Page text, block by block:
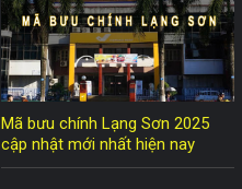
Mã bưu chính Lạng Sơn 2025
cập nhật mới nhất hiện nay